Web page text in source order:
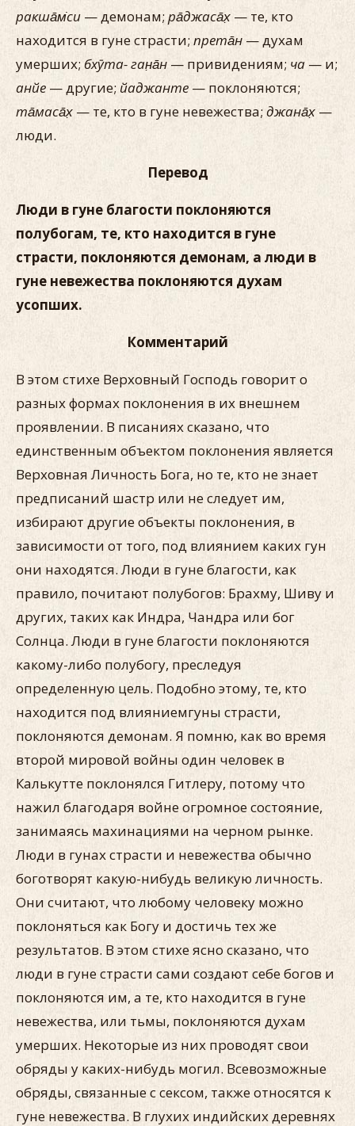
ракша̄м̇си — демонам;ра̄джаса̄х̣ — те, кто
находится в гуне страсти; прета̄н — духам
умерших; бхӯта- ган̣а̄н — привидениям; ча — и;
анйе — другие; йаджанте — поклоняются;
та̄маса̄х̣ — те, кто в гуне невежества;джана̄х̣—
люди.
Перевод
Люди в гуне благости поклоняются
полубогам, те, кто находится в гуне
страсти, поклоняются демонам, а люди в
гуне невежества поклоняются духам
усопших.
Комментарий
В этом стихе Верховный Господь говорит о
разных формах поклонения в их внешнем
проявлении. В писаниях сказано, что
единственным объектом поклонения является
Верховная Личность Бога, но те, кто не знает
предписаний шастр или не следует им,
избирают другие объекты поклонения, в
зависимости от того, под влиянием каких гун
они находятся. Люди в гуне благости, как
правило, почитают полубогов: Брахму, Шиву и
других, таких как Индра, Чандра или бог
Солнца. Люди в гуне благости поклоняются
какому-либо полубогу, преследуя
определенную цель. Подобно этому, те, кто
находится под влияниемгуны страсти,
поклоняются демонам. Я помню, как во время
второй мировой войны один человек в
Калькутте поклонялся Гитлеру, потому что
нажил благодаря войне огромное состояние,
занимаясь махинациями на черном рынке.
Люди в гунах страсти и невежества обычно
боготворят какую-нибудь великую личность.
Они считают, что любому человеку можно
поклоняться как Богу и достичь тех же
результатов. В этом стихе ясно сказано, что
люди в гуне страсти сами создают себе богов и
поклоняются им, а те, кто находится в гуне
невежества, или тьмы, поклоняются духам
умерших. Некоторые из них проводят свои
обряды у каких-нибудь могил. Всевозможные
обряды, связанные с сексом, также относятся к
гуне невежества. В глухих индийских деревнях